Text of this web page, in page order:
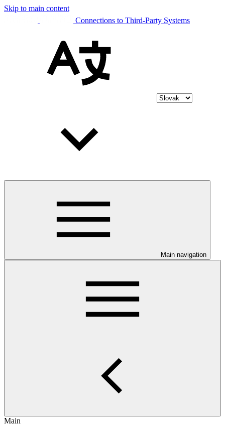
Skip to main content
Connections to Third-Party Systems
Main navigation
Main